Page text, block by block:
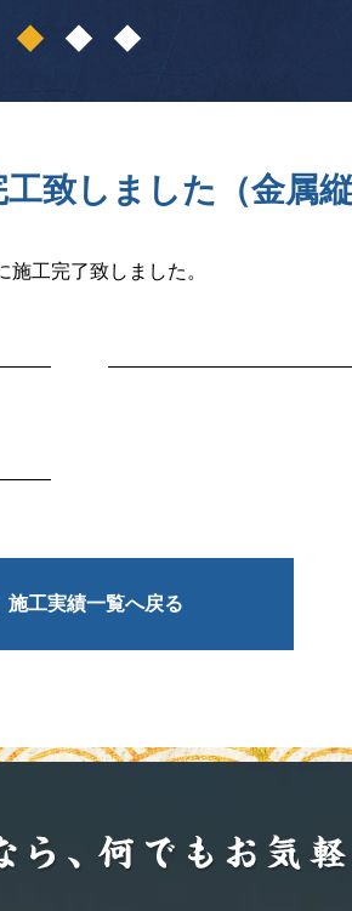
1 2 3
致しました（金属
施工完了致しました。
施工実績一覧へ戻る